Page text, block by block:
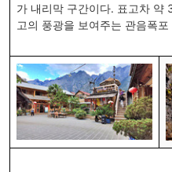
가 내리막 구간이다. 표고차 약
고의 풍광을 보여주는 관음폭